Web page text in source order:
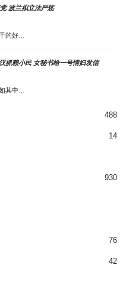
波兰拟立法严惩
的好…
抓赖小民 女秘书给一号情妇发信
其中…
488
14
930
76
42